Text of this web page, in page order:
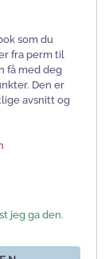
som du
fra perm til
få med deg
Den er
avsnitt og
jeg ga den.